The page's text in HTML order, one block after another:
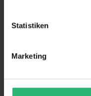
Statistiken
Marketing
Bildwiederholrate:
Maße (LxBxH):